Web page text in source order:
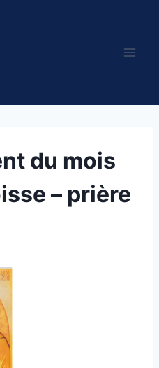
du mois
– prière